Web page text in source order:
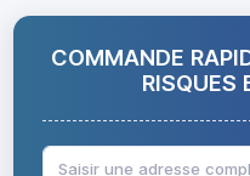
COMMANDE
RISQUES